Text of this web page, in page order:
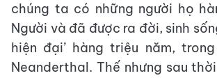
chúng ta có những người họ
Người và đã được ra đời, sinh
hiện đại’ hàng triệu năm,
Neanderthal. Thế nhưng sau